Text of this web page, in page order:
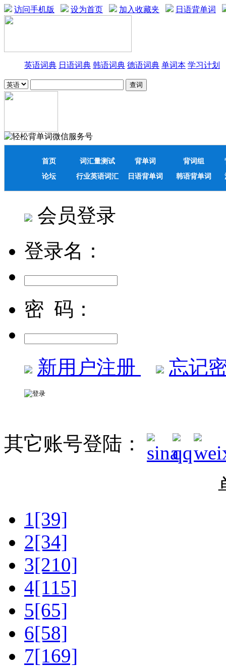
访问手机版 设为首页 加入收藏夹 日语背单词
英语词典 日语词典 韩语词典 德语词典 单词本 学习计划
首页 词汇量测试 背单词 背词组
论坛
行业英语词汇 日语背单词 韩语背单词
会员登录
登录名：
密 码：
新用户注册 忘记
其它账号登陆：
1[39]
2[34]
3[210]
4[115]
5[65]
6[58]
7[169]